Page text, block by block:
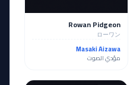
Rowan Pidgeon
ローワン
Masaki Aizawa
مؤدي الصوت